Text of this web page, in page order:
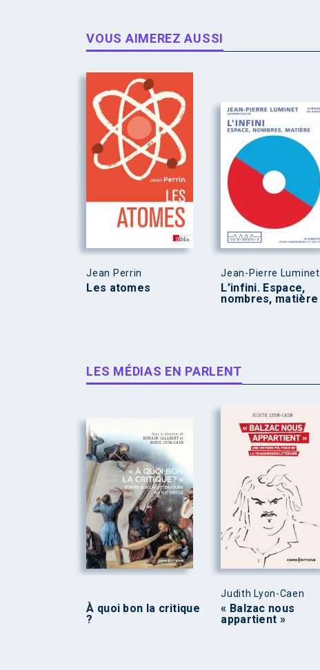
VOUS AIMEREZ AUSSI
Jean Perrin
Les atomes
Jean-Pierre Luminet
L’infini. Espace,
nombres, matière
LES MÉDIAS EN PARLENT
À quoi bon la critique
?
Judith Lyon-Caen
« Balzac nous
appartient »